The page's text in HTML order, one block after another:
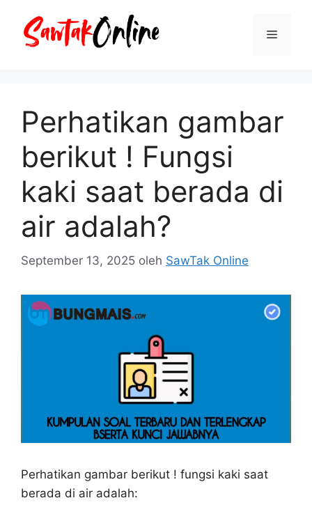
Menu
Perhatikan gambar
berikut ! Fungsi
kaki saat berada di
air adalah?
September 13, 2025 oleh SawTak Online
Perhatikan gambar berikut ! fungsi kaki saat
berada di air adalah: